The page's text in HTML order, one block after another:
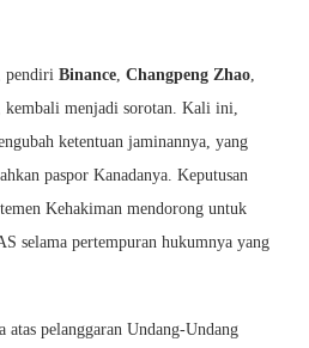
pendiri Binance Changpeng Zhao
menjadi sorotan. Kali ini,
ketentuan jaminannya, yang
paspor Kanadanya. Keputusan
Kehakiman mendorong untuk
selama pertempuran hukumnya yang
atas pelanggaran Undang-Undang